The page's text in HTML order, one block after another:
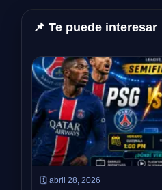
📌 Te puede interesar
🗓️ abril 28, 2026